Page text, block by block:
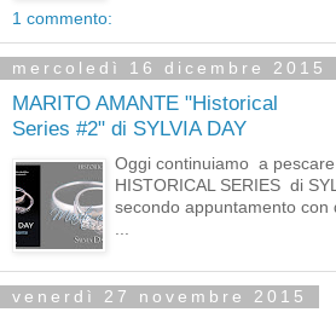
1 commento:
mercoledì 16 dicembre 2015
MARITO AMANTE "Historical
Series #2" di SYLVIA DAY
Oggi continuiamo a
HISTORICAL SERIES di
secondo appuntamento con
venerdì 27 novembre 2015